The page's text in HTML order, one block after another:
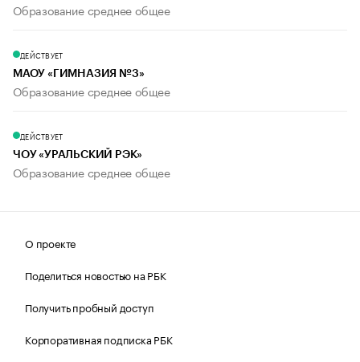
Образование среднее общее
ДЕЙСТВУЕТ
МАОУ «ГИМНАЗИЯ №3»
Образование среднее общее
ДЕЙСТВУЕТ
ЧОУ «УРАЛЬСКИЙ РЭК»
Образование среднее общее
О проекте
Поделиться новостью на РБК
Получить пробный доступ
Корпоративная подписка РБК